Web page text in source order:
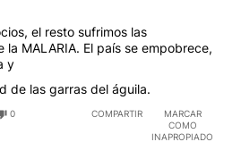
el resto sufrimos las
la MALARIA. El país se empobrece,
y
de las garras del águila.
0 COMPARTIR
MARCAR
COMO
INAPROPIADO